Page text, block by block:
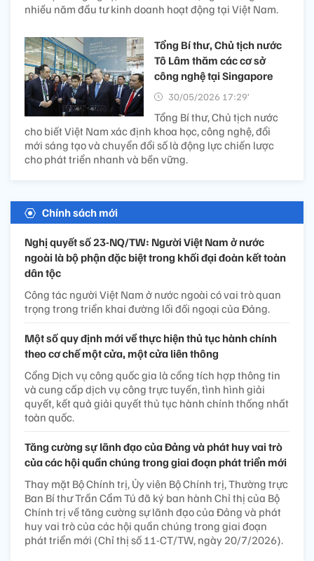
nhiều năm đầu tư kinh doanh hoạt động tại Việt Nam.
Tổng Bí thư, Chủ tịch nước
Tô Lâm thăm các cơ sở
công nghệ tại Singapore
30/05/2026 17:29’
Tổng Bí thư, Chủ tịch nước
cho biết Việt Nam xác định khoa học, công nghệ, đổi
mới sáng tạo và chuyển đổi số là động lực chiến lược
cho phát triển nhanh và bền vững.
Chính sách mới
Nghị quyết số 23-NQ/TW: Người Việt Nam ở nước
ngoài là bộ phận đặc biệt trong khối đại đoàn kết toàn
dân tộc
Công tác người Việt Nam ở nước ngoài có vai trò quan
trọng trong triển khai đường lối đối ngoại của Đảng.
Một số quy định mới về thực hiện thủ tục hành chính
theo cơ chế một cửa, một cửa liên thông
Cổng Dịch vụ công quốc gia là cổng tích hợp thông tin
và cung cấp dịch vụ công trực tuyến, tình hình giải
quyết, kết quả giải quyết thủ tục hành chính thống nhất
toàn quốc.
Tăng cường sự lãnh đạo của Đảng và phát huy vai trò
của các hội quần chúng trong giai đoạn phát triển mới
Thay mặt Bộ Chính trị, Ủy viên Bộ Chính trị, Thường trực
Ban Bí thư Trần Cẩm Tú đã ký ban hành Chỉ thị của Bộ
Chính trị về tăng cường sự lãnh đạo của Đảng và phát
huy vai trò của các hội quần chúng trong giai đoạn
phát triển mới (Chỉ thị số 11-CT/TW, ngày 20/7/2026).